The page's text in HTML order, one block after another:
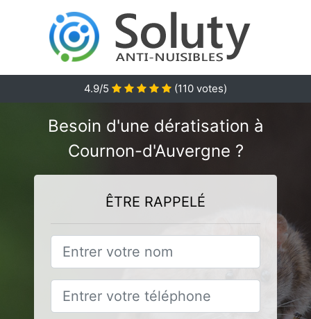
4.9/5 (110 votes)
Besoin d'une dératisation à
Cournon-d'Auvergne ?
ÊTRE RAPPELÉ